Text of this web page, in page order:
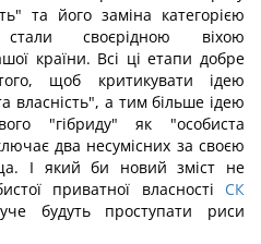
та його заміна категорією
своєрідною віхою
країни. Всі ці етапи добре
щоб критикувати ідею
власність", а тим більше ідею
"гібриду" як "особиста
два несумісних за своєю
І який би новий зміст не
приватної власності СК
будуть проступати риси